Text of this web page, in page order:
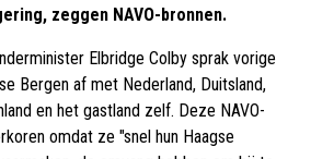
zeggen NAVO-bronnen.
Elbridge Colby sprak vorige
Bergen af met Nederland, Duitsland,
en het gastland zelf. Deze NAVO-
omdat ze "snel hun Haagse